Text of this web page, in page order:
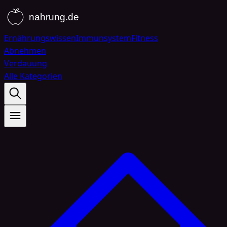
ErnährungswissenImmunsystemFitness
Abnehmen
Verdauung
Alle Kategorien